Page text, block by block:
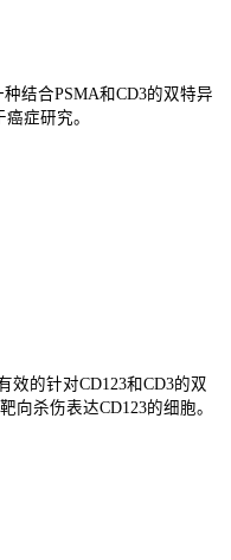
种结合PSMA和CD3的双特异
症研究。
效的针对CD123和CD3的双
向杀伤表达CD123的细胞。